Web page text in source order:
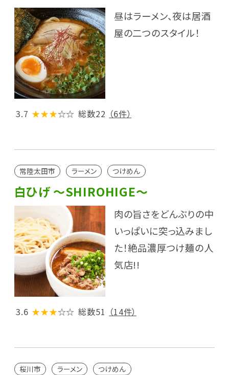
昼はラーメン、夜は居酒
屋の二つのスタイル！
3.7 ★★★☆☆ 総数22 （6件）
常陸太田市 ラーメン つけめん
白ひげ ～SHIROHIGE～
肉の旨さをどんぶりの中
いっぱいに突っ込みまし
た！絶品濃厚つけ麺の人
気店!!
3.6 ★★★☆☆ 総数51 （14件）
桜川市 ラーメン つけめん